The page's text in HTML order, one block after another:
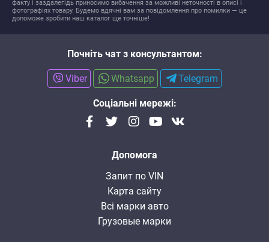
факту і заздалегідь приносимо вибачення за можливі неточності в описі і
фотографіях товару. Будемо вдячні вам за повідомлення про помилки — це
допоможе зробити наш каталог ще точніше!
Почніть чат з консультантом:
Viber Whatsapp Telegram
Соціальні мережі:
Допомога
Запит по VIN
Карта сайту
Всі марки авто
Грузовые марки